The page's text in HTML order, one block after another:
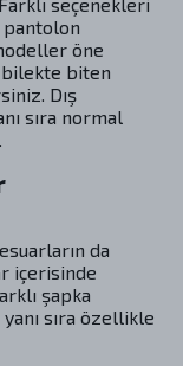
pantolon
öne
bilekte biten
Dış
sıra normal
da
içerisinde
şapka
sıra özellikle